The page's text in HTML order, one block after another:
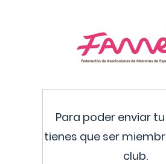
Para poder enviar
tienes que ser
club.